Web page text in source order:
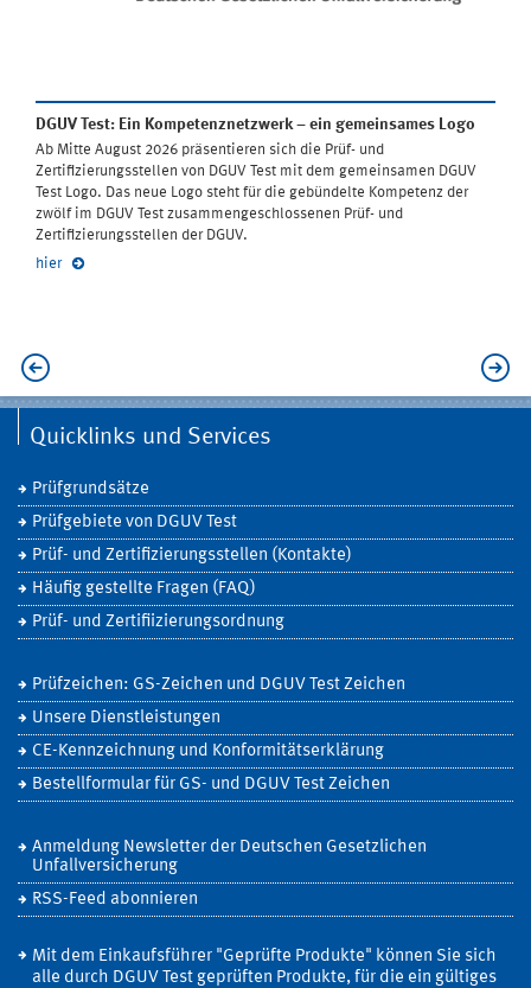
DGUV Test: Ein Kompetenznetzwerk – ein gemeinsames Logo
Ab Mitte August 2026 präsentieren sich die Prüf- und
Zertifizierungsstellen von DGUV Test mit dem gemeinsamen DGUV
Test Logo. Das neue Logo steht für die gebündelte Kompetenz der
zwölf im DGUV Test zusammengeschlossenen Prüf- und
Zertifizierungsstellen der DGUV.
hier
Quicklinks und Services
Prüfgrundsätze
Prüfgebiete von DGUV Test
Prüf- und Zertifizierungsstellen (Kontakte)
Häufig gestellte Fragen (FAQ)
Prüf- und Zertifiizierungsordnung
Prüfzeichen: GS-Zeichen und DGUV Test Zeichen
Unsere Dienstleistungen
CE-Kennzeichnung und Konformitätserklärung
Bestellformular für GS- und DGUV Test Zeichen
Anmeldung Newsletter der Deutschen Gesetzlichen
Unfallversicherung
RSS-Feed abonnieren
Mit dem Einkaufsführer "Geprüfte Produkte" können Sie sich
alle durch DGUV Test geprüften Produkte, für die ein gültiges